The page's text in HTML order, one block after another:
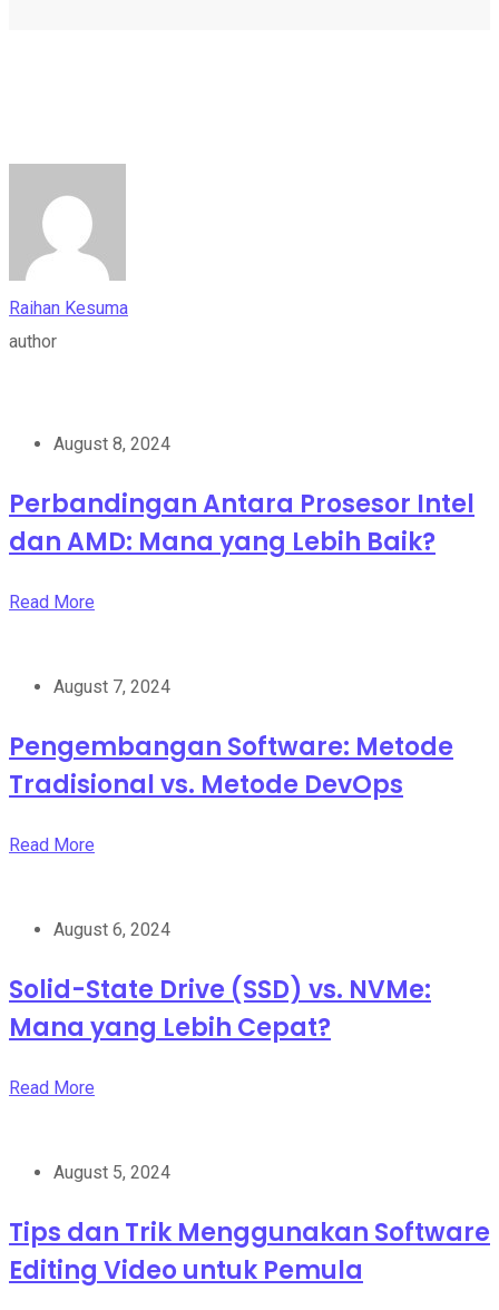
Raihan Kesuma
author
August 8, 2024
Perbandingan Antara Prosesor Intel
dan AMD: Mana yang Lebih Baik?
Read More
August 7, 2024
Pengembangan Software: Metode
Tradisional vs. Metode DevOps
Read More
August 6, 2024
Solid-State Drive (SSD) vs. NVMe:
Mana yang Lebih Cepat?
Read More
August 5, 2024
Tips dan Trik Menggunakan Software
Editing Video untuk Pemula